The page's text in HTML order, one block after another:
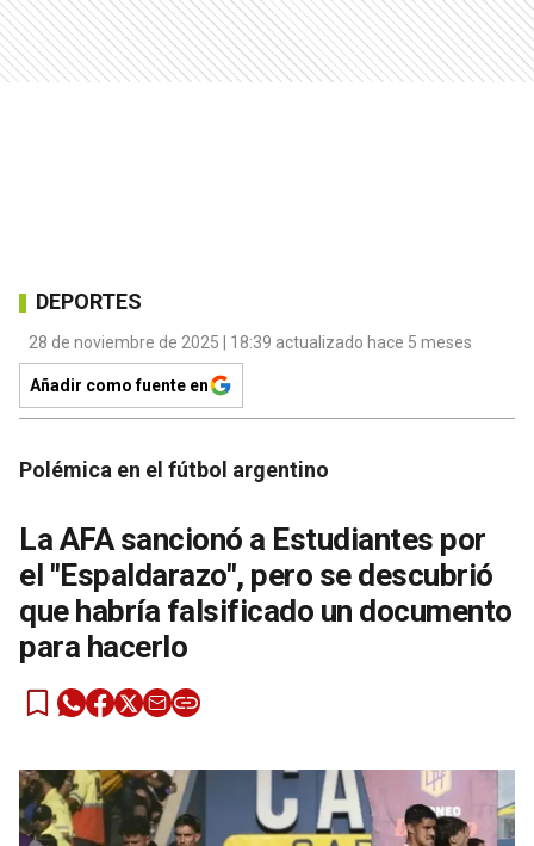
DEPORTES
28 de noviembre de 2025 | 18:39 actualizado hace 5 meses
Añadir como fuente en
Polémica en el fútbol argentino
La AFA sancionó a Estudiantes por
el "Espaldarazo", pero se descubrió
que habría falsificado un documento
para hacerlo